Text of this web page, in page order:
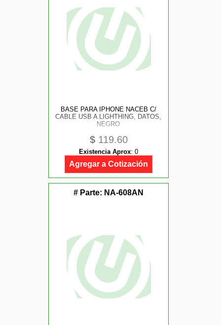
BASE PARA IPHONE NACEB C/
CABLE USB A LIGHTHING, DATOS,
NEGRO
$119.60
Existencia Aprox: 0
Agregar a Cotización
# Parte: NA-608AN